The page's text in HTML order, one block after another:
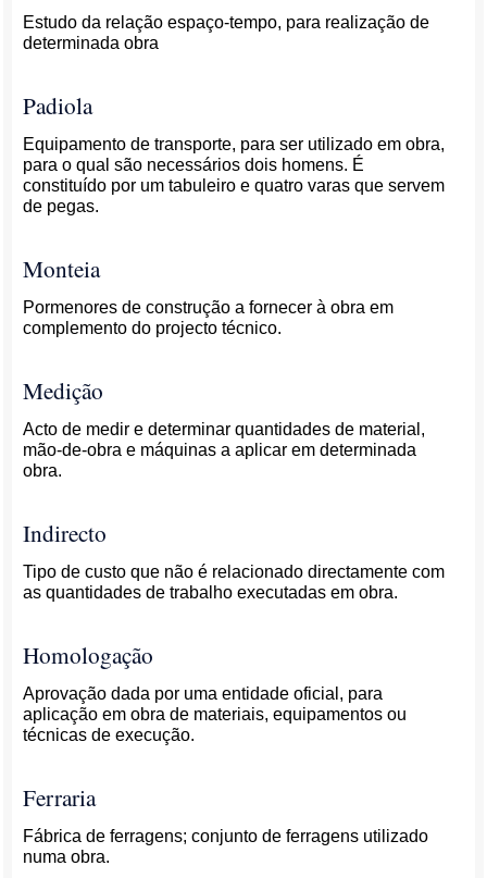
Estudo da relação espaço-tempo, para realização de
determinada obra
Padiola
Equipamento de transporte, para ser utilizado em obra,
para o qual são necessários dois homens. É
constituído por um tabuleiro e quatro varas que servem
de pegas.
Monteia
Pormenores de construção a fornecer à obra em
complemento do projecto técnico.
Medição
Acto de medir e determinar quantidades de material,
mão-de-obra e máquinas a aplicar em determinada
obra.
Indirecto
Tipo de custo que não é relacionado directamente com
as quantidades de trabalho executadas em obra.
Homologação
Aprovação dada por uma entidade oficial, para
aplicação em obra de materiais, equipamentos ou
técnicas de execução.
Ferraria
Fábrica de ferragens; conjunto de ferragens utilizado
numa obra.